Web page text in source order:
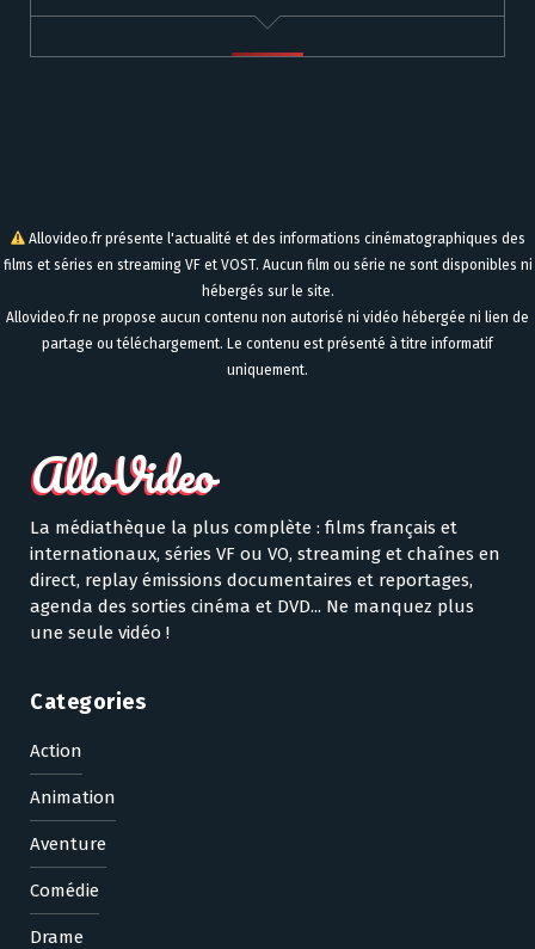
Allovideo.fr présente l'actualité et des informations cinématographiques des
films et séries en streaming VF et VOST. Aucun film ou série ne sont disponibles ni
hébergés sur le site.
Allovideo.fr ne propose aucun contenu non autorisé ni vidéo hébergée ni lien de
partage ou téléchargement. Le contenu est présenté à titre informatif
uniquement.
La médiathèque la plus complète : films français et
internationaux, séries VF ou VO, streaming et chaînes en
direct, replay émissions documentaires et reportages,
agenda des sorties cinéma et DVD... Ne manquez plus
une seule vidéo !
Categories
Action
Animation
Aventure
Comédie
Drame